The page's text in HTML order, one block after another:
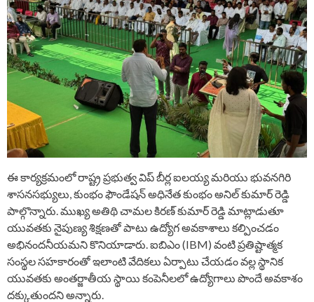
ఈ కార్యక్రమంలో రాష్ట్ర ప్రభుత్వ విప్ బీర్ల ఐలయ్య మరియు భువనగిరి
శాసనసభ్యులు, కుంభం ఫౌండేషన్ అధినేత కుంభం అనిల్ కుమార్ రెడ్డి
పాల్గొన్నారు. ముఖ్య అతిథి చామల కిరణ్ కుమార్ రెడ్డి మాట్లాడుతూ
యువతకు నైపుణ్య శిక్షణతో పాటు ఉద్యోగ అవకాశాలు కల్పించడం
అభినందనీయమని కొనియాడారు. ఐబిఎం (IBM) వంటి ప్రతిష్టాత్మక
సంస్థల సహకారంతో ఇలాంటి వేదికలు ఏర్పాటు చేయడం వల్ల స్థానిక
యువతకు అంతర్జాతీయ స్థాయి కంపెనీలలో ఉద్యోగాలు పొందే అవకాశం
దక్కుతుందని అన్నారు.